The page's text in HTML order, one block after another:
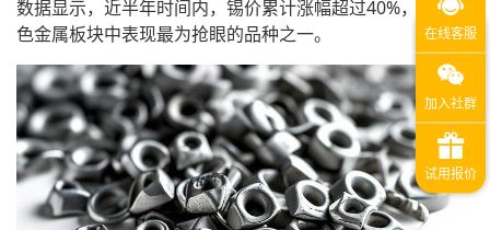
数据显示，近半年时间内，锡价累计涨幅超过40%，成为有
色金属板块中表现最为抢眼的品种之一。